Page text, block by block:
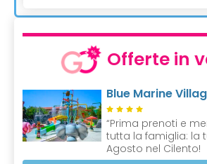
Offerte in
Blue Marine
“Prima prenoti e
tutta la famiglia: la
Agosto nel Cilento!